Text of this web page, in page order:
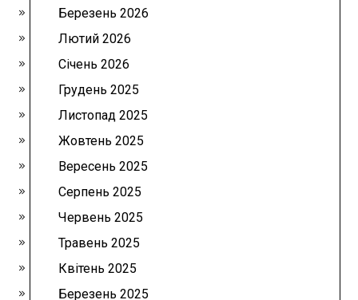
Березень 2026
Лютий 2026
Січень 2026
Грудень 2025
Листопад 2025
Жовтень 2025
Вересень 2025
Серпень 2025
Червень 2025
Травень 2025
Квітень 2025
Березень 2025